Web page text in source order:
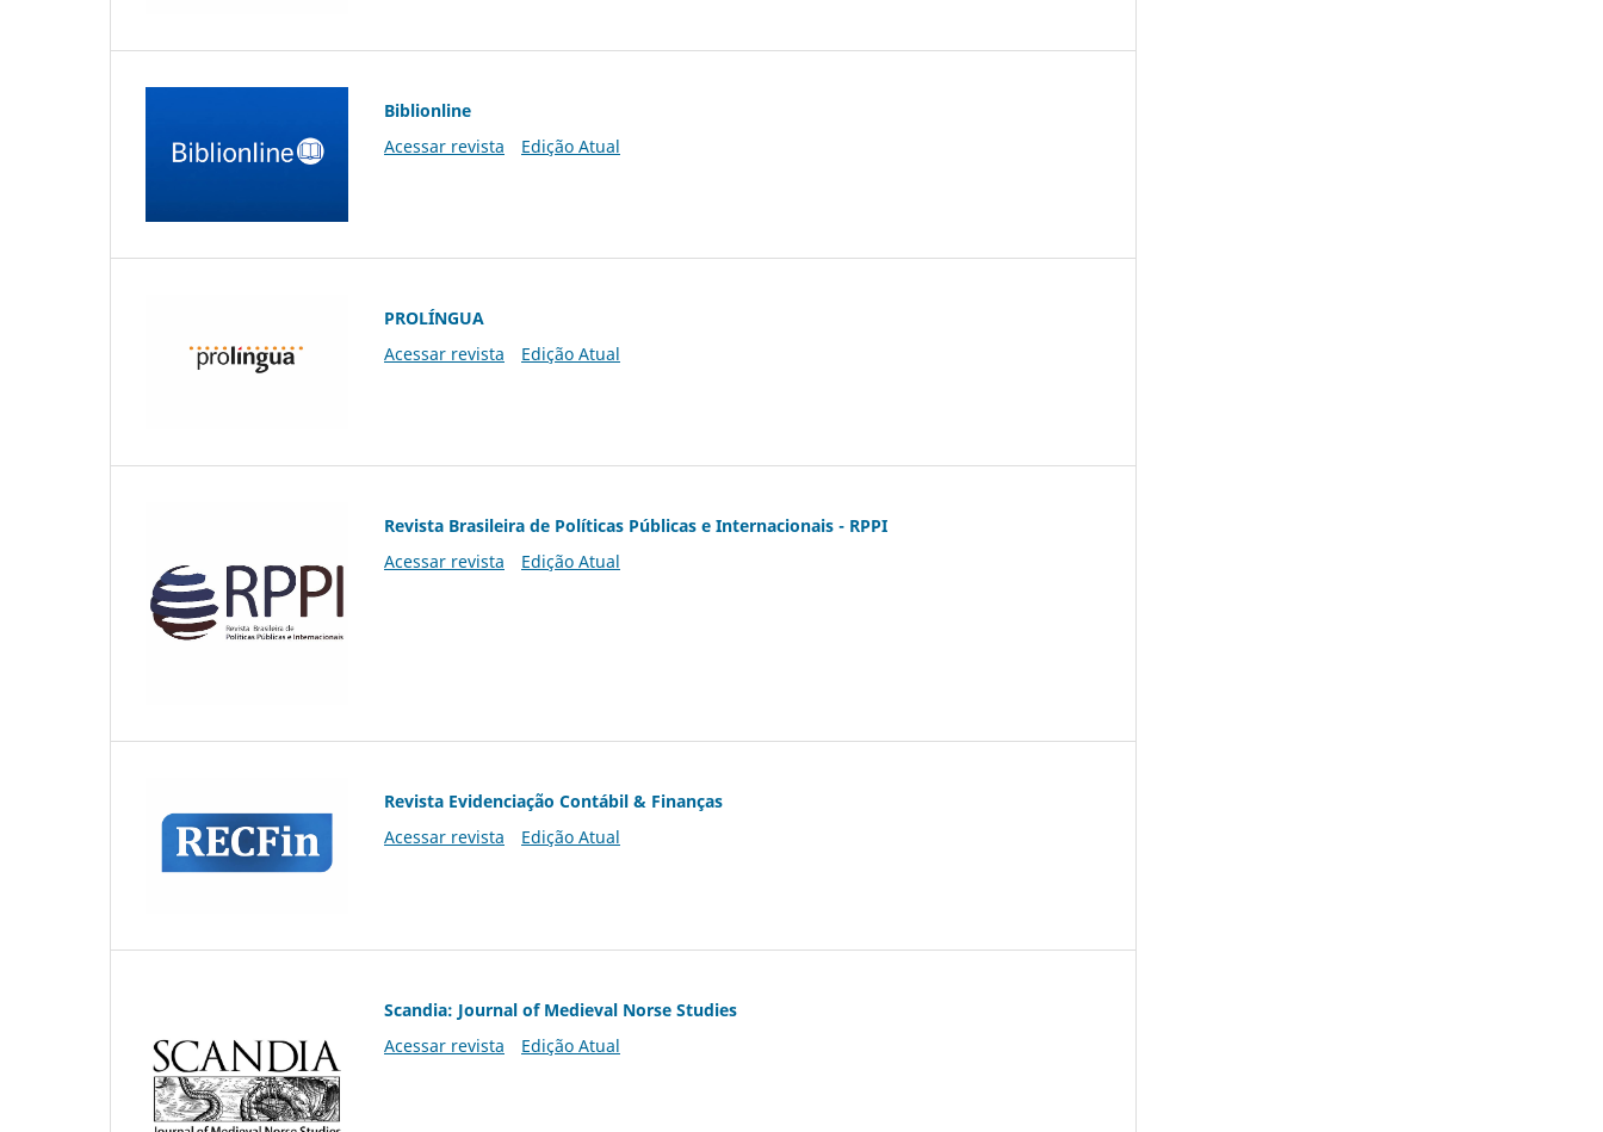
Biblionline
Acessar revista
Edição Atual
PROLÍNGUA
Acessar revista
Edição Atual
Revista Brasileira de Políticas Públicas e Internacionais - RPPI
Acessar revista
Edição Atual
Revista Evidenciação Contábil & Finanças
Acessar revista
Edição Atual
Scandia: Journal of Medieval Norse Studies
Acessar revista
Edição Atual